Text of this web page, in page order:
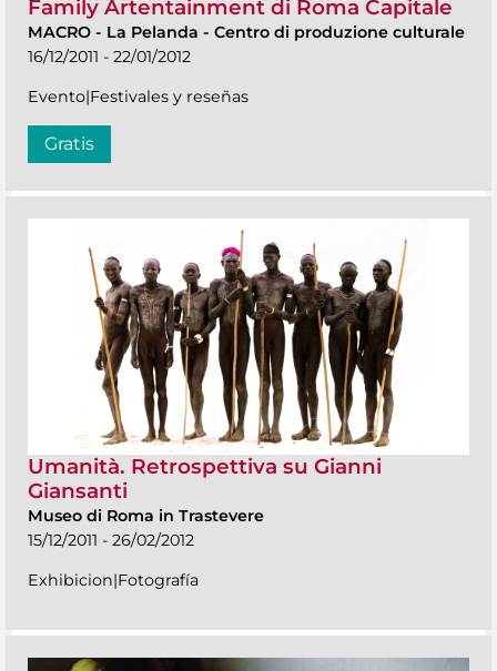
Family Artentainment di Roma Capitale
MACRO - La Pelanda - Centro di produzione culturale
16/12/2011 - 22/01/2012
Evento|Festivales y reseñas
Gratis
Umanità. Retrospettiva su Gianni
Giansanti
Museo di Roma in Trastevere
15/12/2011 - 26/02/2012
Exhibicion|Fotografía